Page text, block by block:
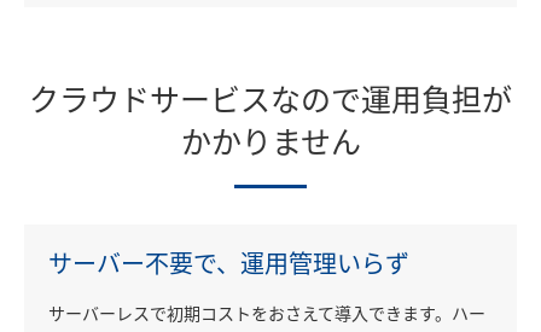
クラウドサービスなので運用負担が
かかりません
サーバー不要で、 運用管理いらず
サーバーレスで初期コストをおさえて導入できます。ハー